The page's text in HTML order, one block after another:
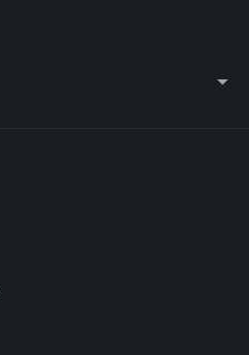
arrow_drop_down